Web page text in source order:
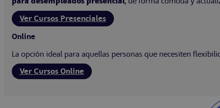
Ver Cursos Presenciales
Online
La opción ideal para aquellas personas que necesiten
Ver Cursos Online